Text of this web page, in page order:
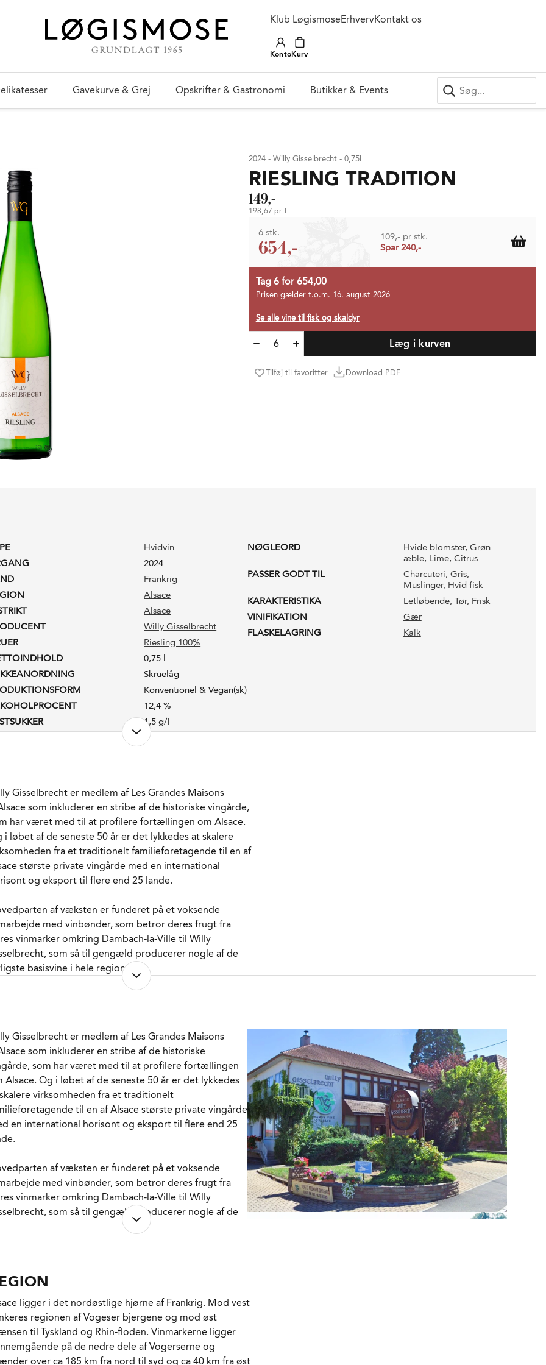
Klub LøgismoseErhvervKontakt os
KontoKurv
Gavekurve & Grej Opskrifter & Gastronomi Butikker & Events
2024 - Willy Gisselbrecht - 0,75l
RIESLING TRADITION
149,-
198,67 pr. l.
6 stk.
654,-
109,- pr stk.
Spar 240,-
Tag 6 for 654,00
Prisen gælder t.o.m. 16. august 2026
Se alle vine til fisk og skaldyr
Læg i kurven
Tilføj til favoritter Download PDF
Hvidvin
2024
Frankrig
Alsace
Alsace
Willy Gisselbrecht
Riesling 100%
0,75 l
Skruelåg
Konventionel & Vegan(sk)
12,4 %
1,5 g/l
Mindst 8 måneder
Flaske (75 cl)
301214
NØGLEORD Hvide blomster, Grøn
æble, Lime, Citrus
PASSER GODT TIL
Charcuteri, Gris,
Muslinger, Hvid fisk
KARAKTERISTIKA
Letløbende, Tør, Frisk
VINIFIKATION
Gær
FLASKELAGRING
Kalk
Gisselbrecht er medlem af Les Grandes Maisons
som inkluderer en stribe af de historiske vingårde,
har været med til at profilere fortællingen om Alsace.
i løbet af de seneste 50 år er det lykkedes at skalere
fra et traditionelt familieforetagende til en af
største private vingårde med en international
og eksport til flere end 25 lande.
af væksten er funderet på et voksende
med vinbønder, som betror deres frugt fra
vinmarker omkring Dambach-la-Ville til Willy
som så til gengæld producerer nogle af de
basisvine i hele regionen.
forud for presningen og mosten forvandles til vin
hjælp fra opformerede gærstammer i Thermo
rustfrit stål. Den unge vin modner mindst 8
overvejende i ståltankene, men en lille del
også forbi et stort gammel egefad inden den
cuvée sammenstikkes, filtreres og tappes på
videre fyldig, men ren og læskende takket være en fin
strøm af stålsat forfriskende syre. Det er en
som smager fint ved frigivelsen, men den kan sagtens
et par år og vil endda måske udvikle sin
Gisselbrecht er medlem af Les Grandes Maisons
som inkluderer en stribe af de historiske
som har været med til at profilere fortællingen
Alsace. Og i løbet af de seneste 50 år er det lykkedes
virksomheden fra et traditionelt
til en af Alsace største private vingårde
en international horisont og eksport til flere end 25
af væksten er funderet på et voksende
med vinbønder, som betror deres frugt fra
vinmarker omkring Dambach-la-Ville til Willy
som så til gengæld producerer nogle af de
basisvine i hele regionen.
Familien Gisselbrecht senst i skikkelse af
Claude og Philippe Gisselbrecht
Claude Gisselbrecht
1936 af Willy Gisselbrecht efter familien havde
beskæftiget med blandet landbrug i bakkerne
Dambach-la-Ville siden 1700-tallet
ligger i det nordøstlige hjørne af Frankrig. Mod vest
regionen af Vogeser bjergene og mod øst
til Tyskland og Rhin-floden. Vinmarkerne ligger
på de nedre dele af Vogerserne og
over ca 185 km fra nord til syd og ca 40 km fra øst